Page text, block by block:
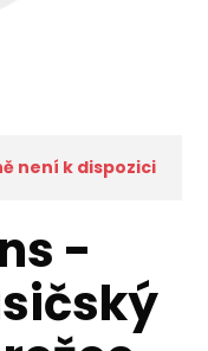
není k dispozici
-